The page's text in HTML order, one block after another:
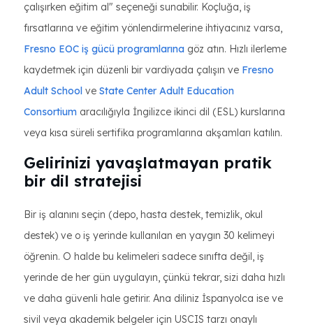
çalışırken eğitim al" seçeneği sunabilir. Koçluğa, iş
fırsatlarına ve eğitim yönlendirmelerine ihtiyacınız varsa,
Fresno EOC iş gücü programlarına göz atın. Hızlı ilerleme
kaydetmek için düzenli bir vardiyada çalışın ve Fresno
Adult School ve State Center Adult Education
Consortium aracılığıyla İngilizce ikinci dil (ESL) kurslarına
veya kısa süreli sertifika programlarına akşamları katılın.
Gelirinizi yavaşlatmayan pratik
bir dil stratejisi
Bir iş alanını seçin (depo, hasta destek, temizlik, okul
destek) ve o iş yerinde kullanılan en yaygın 30 kelimeyi
öğrenin. O halde bu kelimeleri sadece sınıfta değil, iş
yerinde de her gün uygulayın, çünkü tekrar, sizi daha hızlı
ve daha güvenli hale getirir. Ana diliniz İspanyolca ise ve
sivil veya akademik belgeler için USCIS tarzı onaylı